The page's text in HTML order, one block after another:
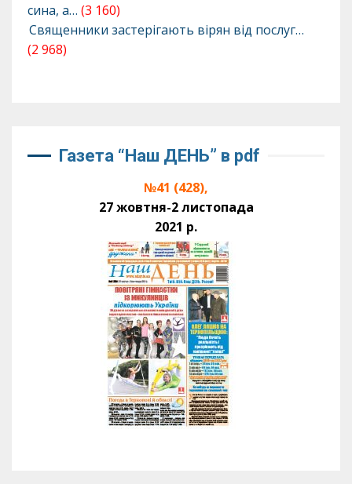
сина, а… (3 160)
Священники застерігають вірян від послуг…
(2 968)
Газета “Наш ДЕНЬ” в pdf
№41 (428),
27 жовтня-2 листопада
2021 р.